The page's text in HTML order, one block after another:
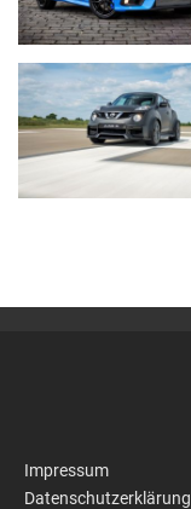
Impressum
Datenschutzerklärung